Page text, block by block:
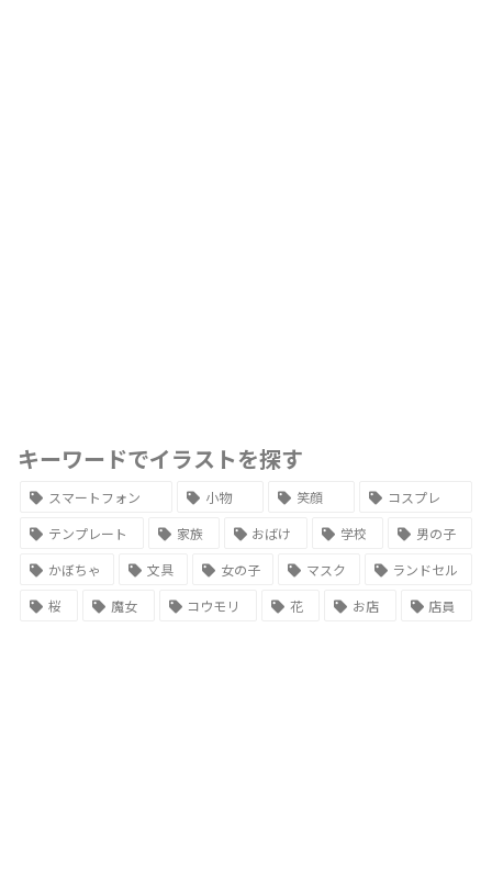
キーワードでイラストを探す
スマートフォン 小物 笑顔
コスプレ
テンプレート
家族 おばけ 学校
男の子
かぼちゃ
文具 女の子 マスク
ランドセル
桜
魔女 コウモリ 花 お店 店員